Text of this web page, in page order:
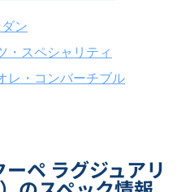
ン
・スペシャリティ
レ・コンバーチブル
ペ ラグジュアリ